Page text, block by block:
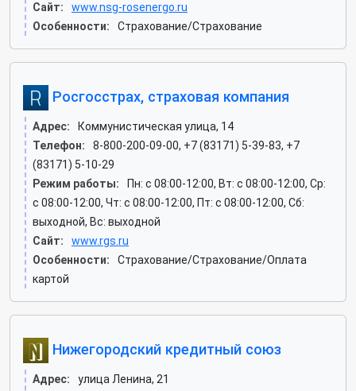
Сайт:
www.nsg-rosenergo.ru
Особенности:
Страхование/Страхование
Росгосстрах, страховая компания
Адрес:
Коммунистическая улица, 14
Телефон:
8-800-200-09-00, +7 (83171) 5-39-83, +7
(83171) 5-10-29
Режим работы:
Пн: c 08:00-12:00, Вт: c 08:00-12:00, Ср:
c 08:00-12:00, Чт: c 08:00-12:00, Пт: c 08:00-12:00, Сб:
выходной, Вс: выходной
Сайт:
www.rgs.ru
Особенности:
Страхование/Страхование/Оплата
картой
Нижегородский кредитный союз
Адрес:
улица Ленина, 21